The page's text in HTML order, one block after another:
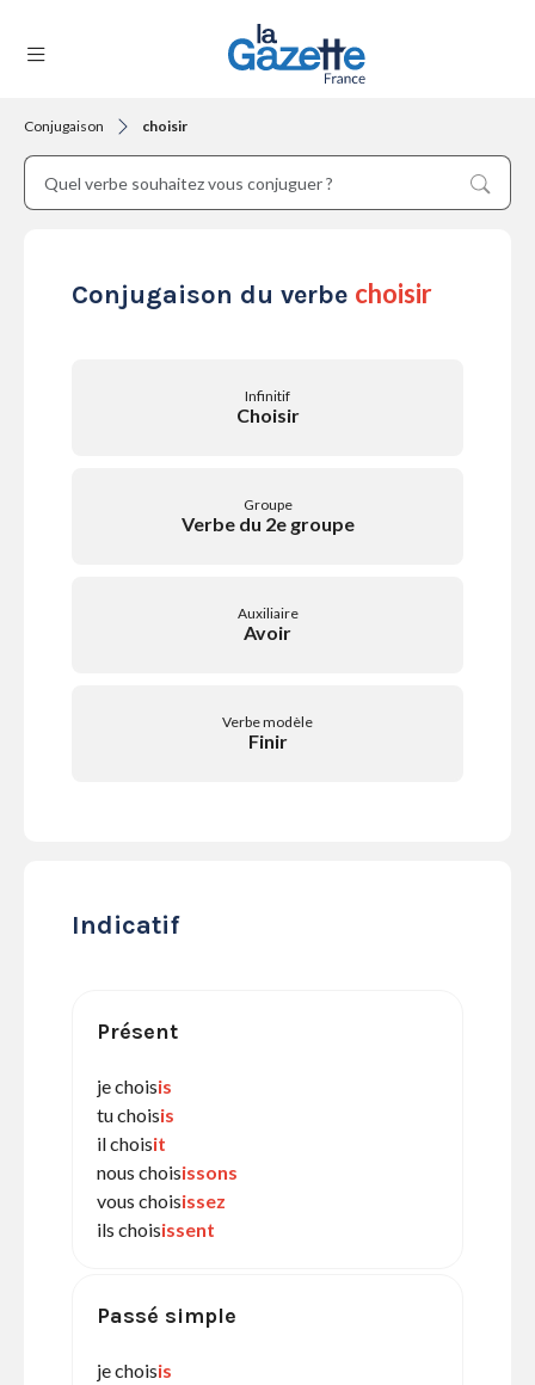
THÉMATIQUES
Conjugaison choisir
Conjugaison du verbe choisir
Infinitif
Choisir
Groupe
Verbe du 2e groupe
Auxiliaire
Avoir
Verbe modèle
Finir
Indicatif
Présent
je choisis
tu choisis
il choisit
nous choisissons
vous choisissez
ils choisissent
Passé simple
je choisis